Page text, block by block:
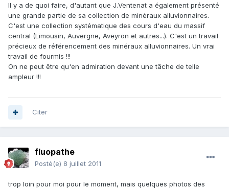
Il y a de quoi faire, d'autant que J.Ventenat a également présenté
une grande partie de sa collection de minéraux alluvionnaires.
C'est une collection systématique des cours d'eau du massif
central (Limousin, Auvergne, Aveyron et autres...). C'est un travail
précieux de référencement des minéraux alluvionnaires. Un vrai
travail de fourmis !!!
On ne peut être qu'en admiration devant une tâche de telle
ampleur !!!
Citer
fluopathe
Posté(e) 8 juillet 2011
trop loin pour moi pour le moment, mais quelques photos des